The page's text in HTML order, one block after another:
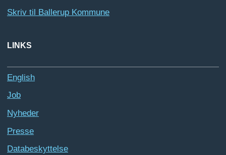
Skriv til Ballerup Kommune
LINKS
English
Job
Nyheder
Presse
Databeskyttelse